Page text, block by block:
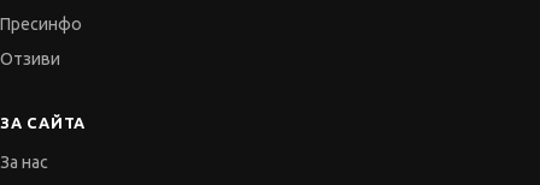
Пресинфо
Отзиви
ЗА САЙТА
За нас